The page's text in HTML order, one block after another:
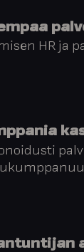
HR ja